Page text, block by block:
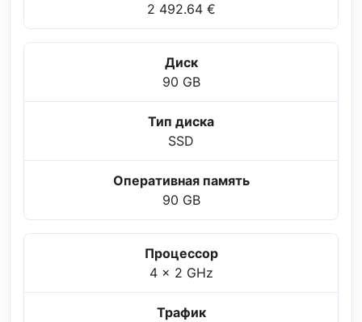
2 492.64 €
Диск
90 GB
Тип диска
SSD
Оперативная память
90 GB
Процессор
4 x 2 GHz
Трафик